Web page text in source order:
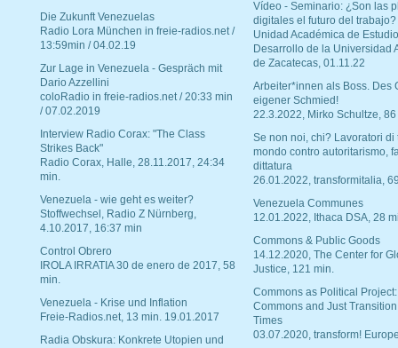
Die Zukunft Venezuelas
Radio Lora München in freie-radios.net /
13:59min / 04.02.19
Zur Lage in Venezuela - Gespräch mit
Dario Azzellini
coloRadio in freie-radios.net / 20:33 min
/ 07.02.2019
Interview Radio Corax: "The Class
Strikes Back"
Radio Corax, Halle, 28.11.2017, 24:34
min.
Venezuela - wie geht es weiter?
Stoffwechsel, Radio Z Nürnberg,
4.10.2017, 16:37 min
Control Obrero
IROLA IRRATIA 30 de enero de 2017, 58
min.
Venezuela - Krise und Inflation
Freie-Radios.net, 13 min. 19.01.2017
Radia Obskura: Konkrete Utopien und
Vídeo - Seminario: ¿Son las
digitales el futuro del trabajo?
Unidad Académica de
Desarrollo de la Universidad
de Zacatecas, 01.11.22
Arbeiter*innen als Boss. Des
eigener Schmied!
22.3.2022, Mirko Schultze, 86
Se non noi, chi? Lavoratori di
mondo contro autoritarismo,
dittatura
26.01.2022, transformitalia,
Venezuela Communes
12.01.2022, Ithaca DSA, 28
Commons & Public Goods
14.12.2020, The Center for
Justice, 121 min.
Commons as Political Project:
Commons and Just
Times
03.07.2020, transform!